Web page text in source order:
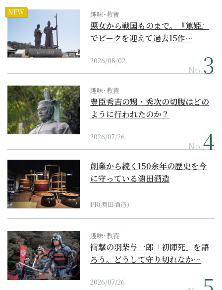
NEW 趣味･教養
悪女から戦国ものまで。『篤姫』
でピークを迎えて過去15作…
2026/08/02
No.
趣味･教養
豊臣秀吉の甥・秀次の切腹はどの
ように行われたのか？
2026/07/26
No.
創業から続く150余年の歴史を今
に守っている濵田酒造
PR(濵田酒造)
趣味･教養
衝撃の羽柴与一郎「初陣死」を語
ろう。どうして守り切れなか…
2026/07/26